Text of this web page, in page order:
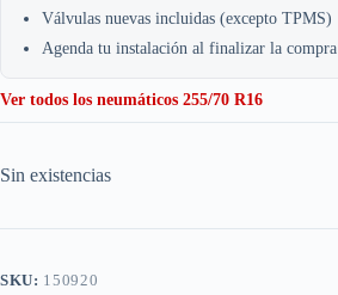
Válvulas nuevas incluidas (excepto TPMS)
Agenda tu instalación al finalizar la compra
Ver todos los neumáticos 255/70 R16
Sin existencias
SKU: 150920